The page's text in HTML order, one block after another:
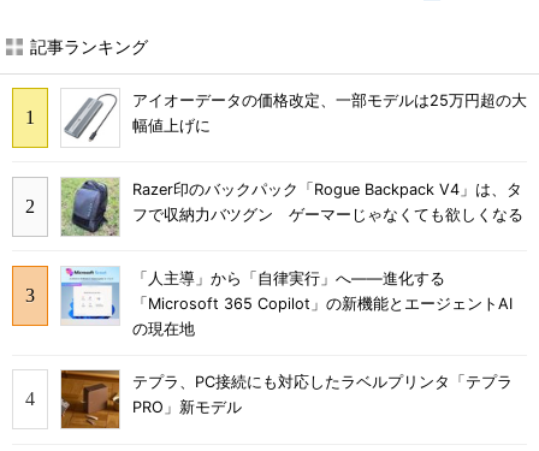
記事ランキング
アイオーデータの価格改定、一部モデルは25万円超の大
幅値上げに
Razer印のバックパック「Rogue Backpack V4」は、タ
フで収納力バツグン ゲーマーじゃなくても欲しくなる
「人主導」から「自律実行」へ――進化する
「Microsoft 365 Copilot」の新機能とエージェントAI
の現在地
テプラ、PC接続にも対応したラベルプリンタ「テプラ
PRO」新モデル